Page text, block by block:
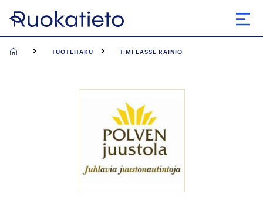
Siirry
suoraan
TUOTEHAKU T:MI LASSE RAINIO